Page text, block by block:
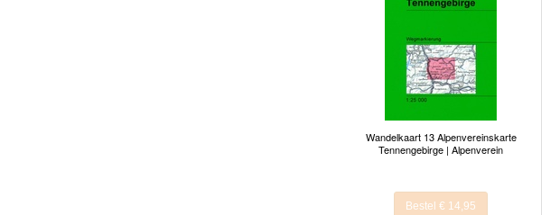
Wandelkaart 13 Alpenvereinskarte
Tennengebirge | Alpenverein
Bestel € 14,95